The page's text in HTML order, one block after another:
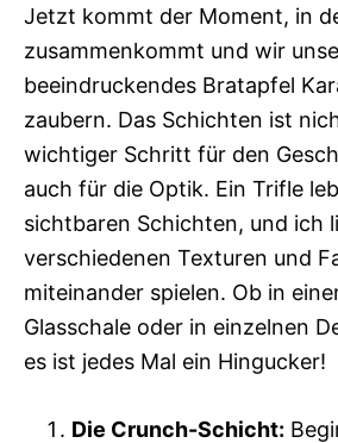
Jetzt kommt der Moment, in
zusammenkommt und wir
beeindruckendes Bratapfel
zaubern. Das Schichten ist
wichtiger Schritt für den
auch für die Optik. Ein Trifle
sichtbaren Schichten, und ich
verschiedenen Texturen und
miteinander spielen. Ob in
Glasschale oder in einzelnen
es ist jedes Mal ein Hingucker!
Die Crunch-Schicht: